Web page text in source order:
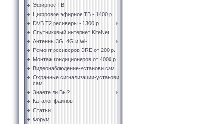
Эфирное ТВ
Цифровое эфирное ТВ - 1400 р.
DVB T2 ресиверы - 1300 р.
Спутниковый интернет KiteNet
Антенны 3G, 4G и Wi-...
Ремонт ресиверов DRE от 200 р.
Монтаж кондиционеров от 4000 р.
Видеонаблюдение-установи сам
Охранные сигнализации-установи
сам
Знаете ли Вы?
Каталог файлов
Статьи
Форум